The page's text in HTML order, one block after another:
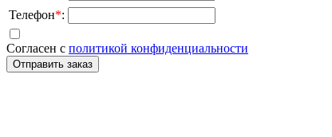
Телефон*:
Согласен с политикой конфиденциальности
Отправить заказ